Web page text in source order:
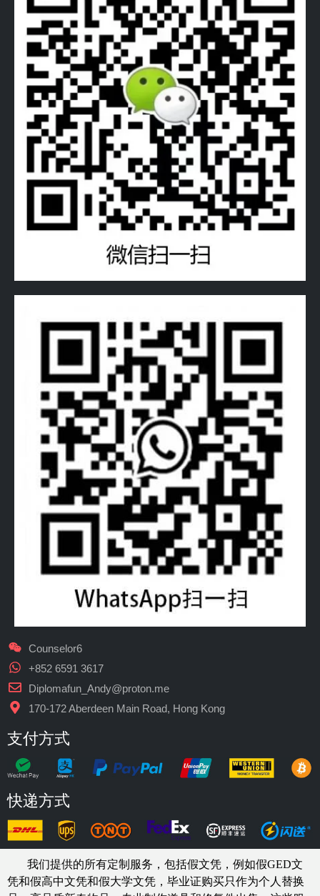
Counselor6
+852 6591 3617
Diplomafun_Andy@proton.me
170-172 Aberdeen Main Road, Hong Kong
支付方式
快递方式
我们提供的所有定制服务，包括假文凭，例如假GED文
凭和假高中文凭和假大学文凭， 毕业证购买只作为个人替换